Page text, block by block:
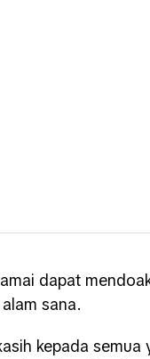
dapat
sana.
kepada semua